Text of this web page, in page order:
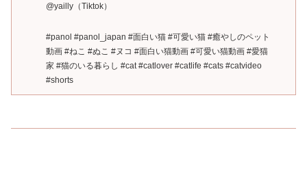
@yailly（Tiktok）
#panol #panol_japan #面白い猫 #可愛い猫 #癒やしのペット
動画 #ねこ #ぬこ #ヌコ #面白い猫動画 #可愛い猫動画 #愛猫
家 #猫のいる暮らし #cat #catlover #catlife #cats #catvideo
#shorts